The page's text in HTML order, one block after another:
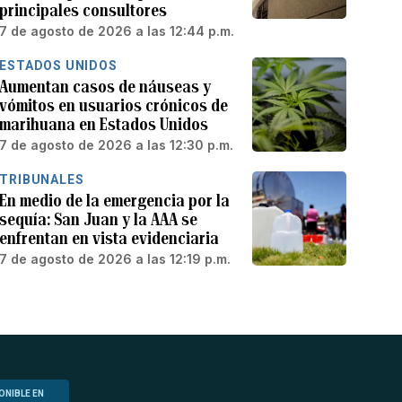
principales consultores
7 de agosto de 2026 a las 12:44 p.m.
ESTADOS UNIDOS
Aumentan casos de náuseas y
vómitos en usuarios crónicos de
marihuana en Estados Unidos
7 de agosto de 2026 a las 12:30 p.m.
TRIBUNALES
En medio de la emergencia por la
sequía: San Juan y la AAA se
enfrentan en vista evidenciaria
7 de agosto de 2026 a las 12:19 p.m.
EN